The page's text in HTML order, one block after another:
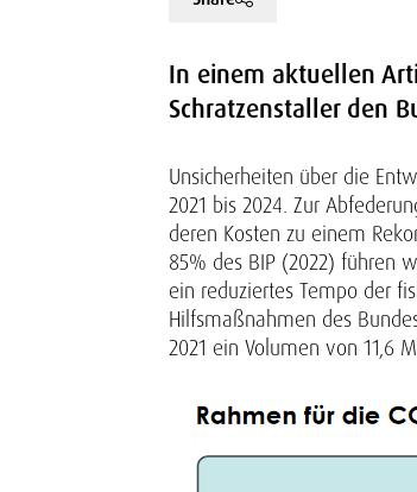
In einem aktuellen
Schratzenstaller den
Unsicherheiten über die
2021 bis 2024. Zur
deren Kosten zu einem
85% des BIP (2022) führen
ein reduziertes Tempo der
Hilfsmaßnahmen des
2021 ein Volumen von 11,6